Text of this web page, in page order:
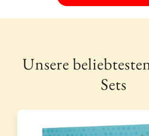
Unsere
Sets